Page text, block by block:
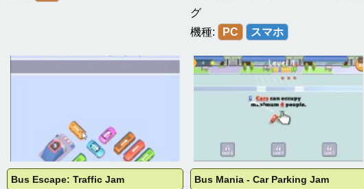
グ
機種:
PC スマホ
Bus Escape: Traffic Jam Bus Mania - Car Parking Jam